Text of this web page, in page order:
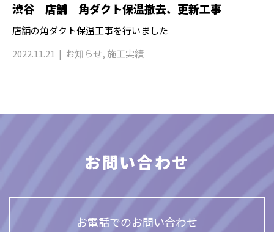
渋谷 店舗 角ダクト保温撤去、更新工事
店舗の角ダクト保温工事を行いました
2022.11.21
お知らせ, 施工実績
お問い合わせ
お電話でのお問い合わせ